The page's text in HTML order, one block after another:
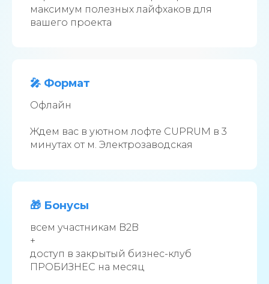
максимум полезных лайфхаков для
вашего проекта
🎤 Формат
Офлайн
Ждем вас в уютном лофте CUPRUM в 3
минутах от м. Электрозаводская
🎁 Бонусы
всем участникам B2B
+
доступ в закрытый бизнес-клуб
ПРОБИЗНЕС на месяц